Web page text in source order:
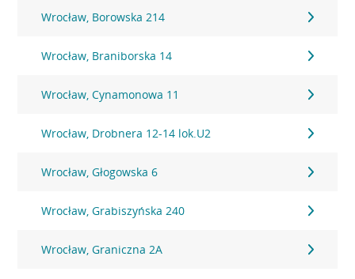
Wrocław, Borowska 214
Wrocław, Braniborska 14
Wrocław, Cynamonowa 11
Wrocław, Drobnera 12-14 lok.U2
Wrocław, Głogowska 6
Wrocław, Grabiszyńska 240
Wrocław, Graniczna 2A